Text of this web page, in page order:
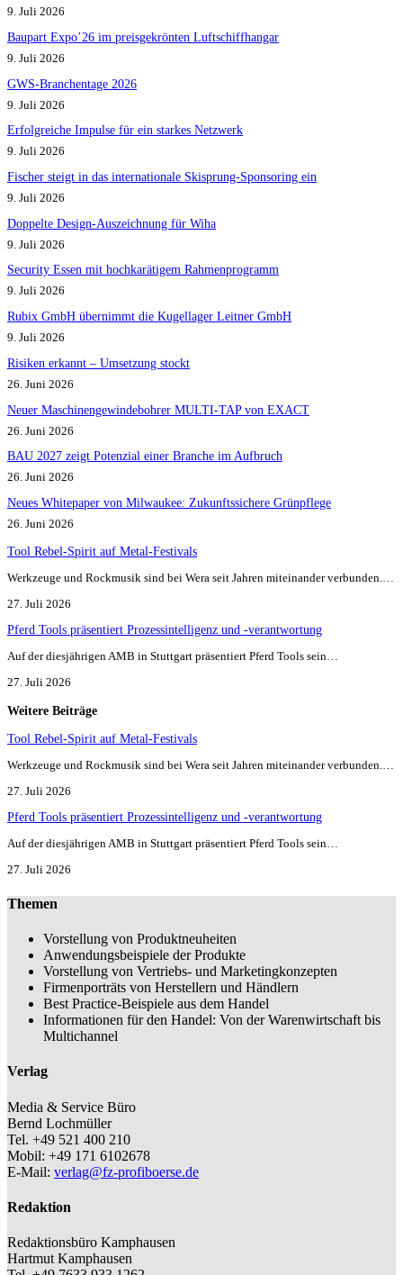
9. Juli 2026
Baupart Expo’26 im preisgekrönten Luftschiffhangar
9. Juli 2026
GWS-Branchentage 2026
9. Juli 2026
Erfolgreiche Impulse für ein starkes Netzwerk
9. Juli 2026
Fischer steigt in das internationale Skisprung-Sponsoring ein
9. Juli 2026
Doppelte Design-Auszeichnung für Wiha
9. Juli 2026
Security Essen mit hochkarätigem Rahmenprogramm
9. Juli 2026
Rubix GmbH übernimmt die Kugellager Leitner GmbH
9. Juli 2026
Risiken erkannt – Umsetzung stockt
26. Juni 2026
Neuer Maschinengewindebohrer MULTI-TAP von EXACT
26. Juni 2026
BAU 2027 zeigt Potenzial einer Branche im Aufbruch​
26. Juni 2026
Neues Whitepaper von Milwaukee: Zukunftssichere Grünpflege
26. Juni 2026
Tool Rebel-Spirit auf Metal-Festivals
Werkzeuge und Rockmusik sind bei Wera seit Jahren miteinander verbunden.…
27. Juli 2026
Pferd Tools präsentiert Prozessintelligenz und -verantwortung
Auf der diesjährigen AMB in Stuttgart präsentiert Pferd Tools sein…
27. Juli 2026
Weitere Beiträge
Tool Rebel-Spirit auf Metal-Festivals
Werkzeuge und Rockmusik sind bei Wera seit Jahren miteinander verbunden.…
27. Juli 2026
Pferd Tools präsentiert Prozessintelligenz und -verantwortung
Auf der diesjährigen AMB in Stuttgart präsentiert Pferd Tools sein…
27. Juli 2026
Themen
Vorstellung von Produktneuheiten
Anwendungsbeispiele der Produkte
Vorstellung von Vertriebs- und Marketingkonzepten
Firmenporträts von Herstellern und Händlern
Best Practice-Beispiele aus dem Handel
Informationen für den Handel: Von der Warenwirtschaft bis
Multichannel
Verlag
Media & Service Büro
Bernd Lochmüller
Tel. +49 521 400 210
Mobil: +49 171 6102678
E-Mail: verlag@fz-profiboerse.de
Redaktion
Redaktionsbüro Kamphausen
Hartmut Kamphausen